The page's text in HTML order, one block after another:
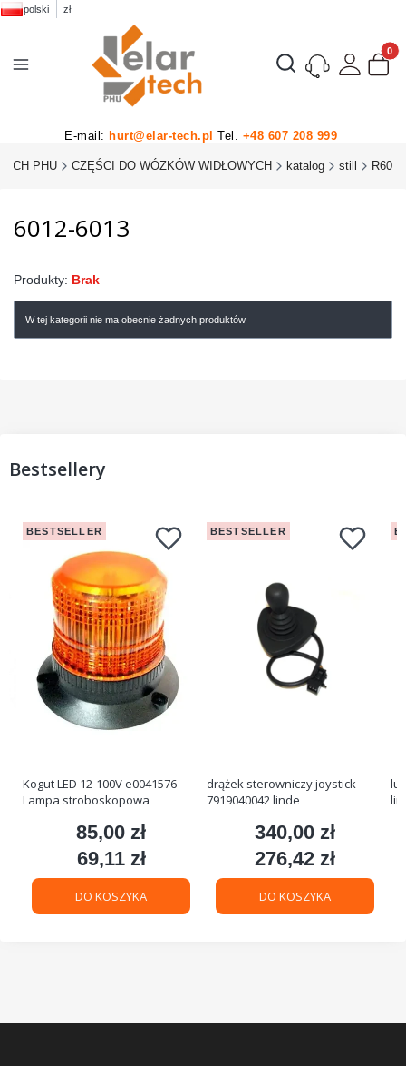
polski zł
Otwórz wyszukiwarkę
E-mail: hurt@elar-tech.pl Tel. +48 607 208 999
PHU CZĘŚCI DO WÓZKÓW WIDŁOWYCH katalog still R60
6012-6013
Produkty: Brak
W tej kategorii nie ma obecnie żadnych produktów
Bestsellery
BESTSELLER
Kogut LED 12-100V e0041576
Lampa stroboskopowa
Cena
85,00 zł
Cena
69,11 zł
DO KOSZYKA
BESTSELLER
drążek sterowniczy joystick
7919040042 linde
Cena
340,00 zł
Cena
276,42 zł
DO KOSZYKA